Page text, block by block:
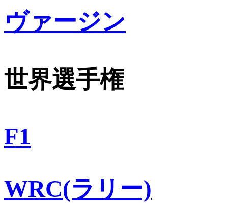
ヴァージン
世界選手権
F1
WRC(ラリー)